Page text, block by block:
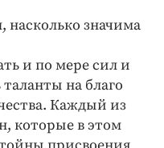
насколько значима
и по мере сил и
на благо
Каждый из
которые в этом